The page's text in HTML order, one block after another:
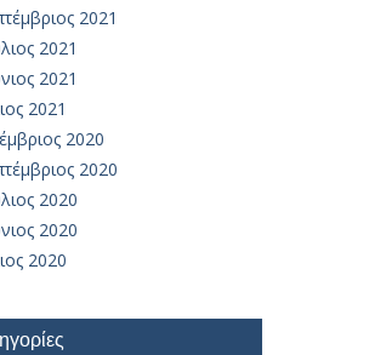
2021
2021
2021
2021
2020
2020
2020
2020
2020